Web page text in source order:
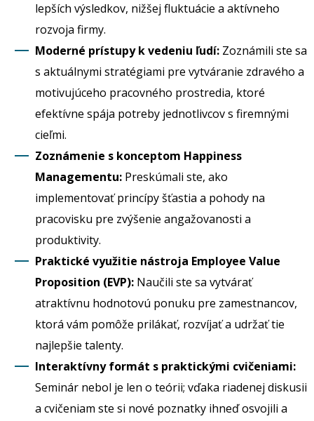
lepších výsledkov, nižšej fluktuácie a aktívneho
rozvoja firmy.
Moderné prístupy k vedeniu ľudí: Zoznámili ste sa
s aktuálnymi stratégiami pre vytváranie zdravého a
motivujúceho pracovného prostredia, ktoré
efektívne spája potreby jednotlivcov s firemnými
cieľmi.
Zoznámenie s konceptom Happiness
Managementu: Preskúmali ste, ako
implementovať princípy šťastia a pohody na
pracovisku pre zvýšenie angažovanosti a
produktivity.
Praktické využitie nástroja Employee Value
Proposition (EVP): Naučili ste sa vytvárať
atraktívnu hodnotovú ponuku pre zamestnancov,
ktorá vám pomôže prilákať, rozvíjať a udržať tie
najlepšie talenty.
Interaktívny formát s praktickými cvičeniami:
Seminár nebol je len o teórii; vďaka riadenej diskusii
a cvičeniam ste si nové poznatky ihneď osvojili a